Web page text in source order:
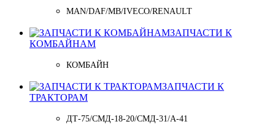
MAN/DAF/MB/IVECO/RENAULT
ЗАПЧАСТИ К
КОМБАЙНАМ
КОМБАЙН
ЗАПЧАСТИ К
ТРАКТОРАМ
ДТ-75/СМД-18-20/СМД-31/A-41